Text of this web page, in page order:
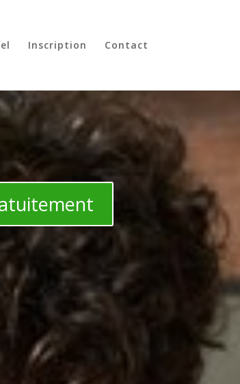
Inscription Contact